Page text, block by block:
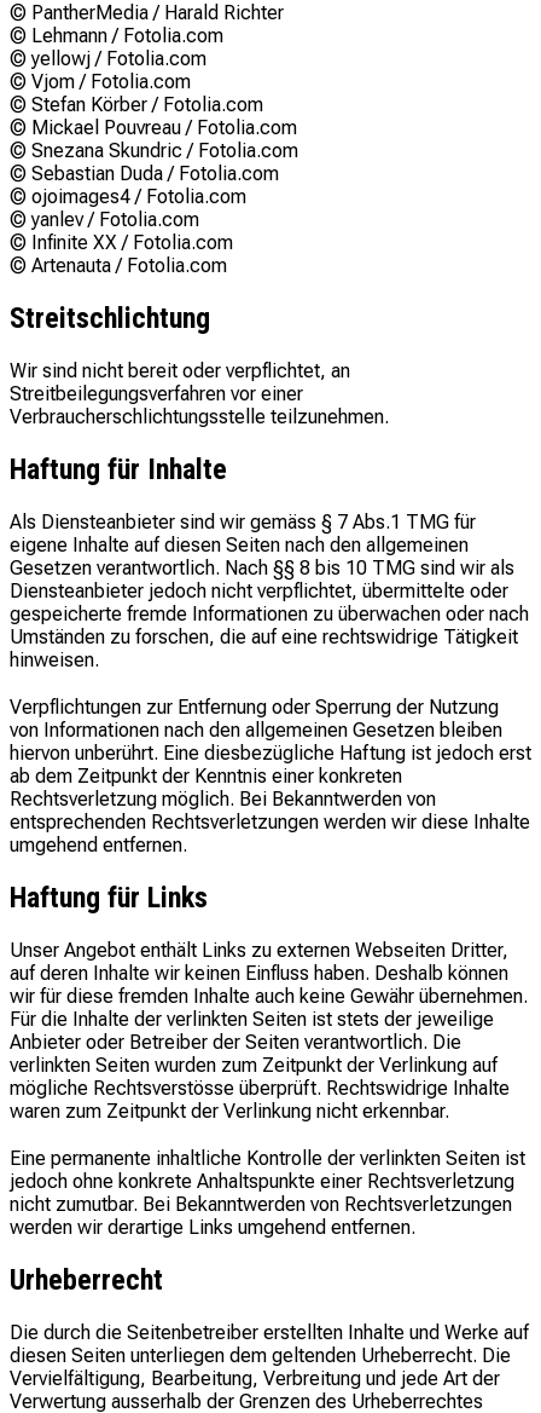
© PantherMedia / Harald Richter
© Lehmann / Fotolia.com
© yellowj / Fotolia.com
© Vjom / Fotolia.com
© Stefan Körber / Fotolia.com
© Mickael Pouvreau / Fotolia.com
© Snezana Skundric / Fotolia.com
© Sebastian Duda / Fotolia.com
© ojoimages4 / Fotolia.com
© yanlev / Fotolia.com
© Infinite XX / Fotolia.com
© Artenauta / Fotolia.com
Streitschlichtung
Wir sind nicht bereit oder verpflichtet, an
Streitbeilegungsverfahren vor einer
Verbraucherschlichtungsstelle teilzunehmen.
Haftung für Inhalte
Als Diensteanbieter sind wir gemäss § 7 Abs.1 TMG für
eigene Inhalte auf diesen Seiten nach den allgemeinen
Gesetzen verantwortlich. Nach §§ 8 bis 10 TMG sind wir als
Diensteanbieter jedoch nicht verpflichtet, übermittelte oder
gespeicherte fremde Informationen zu überwachen oder nach
Umständen zu forschen, die auf eine rechtswidrige Tätigkeit
hinweisen.
Verpflichtungen zur Entfernung oder Sperrung der Nutzung
von Informationen nach den allgemeinen Gesetzen bleiben
hiervon unberührt. Eine diesbezügliche Haftung ist jedoch erst
ab dem Zeitpunkt der Kenntnis einer konkreten
Rechtsverletzung möglich. Bei Bekanntwerden von
entsprechenden Rechtsverletzungen werden wir diese Inhalte
umgehend entfernen.
Haftung für Links
Unser Angebot enthält Links zu externen Webseiten Dritter,
auf deren Inhalte wir keinen Einfluss haben. Deshalb können
wir für diese fremden Inhalte auch keine Gewähr übernehmen.
Für die Inhalte der verlinkten Seiten ist stets der jeweilige
Anbieter oder Betreiber der Seiten verantwortlich. Die
verlinkten Seiten wurden zum Zeitpunkt der Verlinkung auf
mögliche Rechtsverstösse überprüft. Rechtswidrige Inhalte
waren zum Zeitpunkt der Verlinkung nicht erkennbar.
Eine permanente inhaltliche Kontrolle der verlinkten Seiten ist
jedoch ohne konkrete Anhaltspunkte einer Rechtsverletzung
nicht zumutbar. Bei Bekanntwerden von Rechtsverletzungen
werden wir derartige Links umgehend entfernen.
Urheberrecht
Die durch die Seitenbetreiber erstellten Inhalte und Werke auf
diesen Seiten unterliegen dem geltenden Urheberrecht. Die
Vervielfältigung, Bearbeitung, Verbreitung und jede Art der
Verwertung ausserhalb der Grenzen des Urheberrechtes